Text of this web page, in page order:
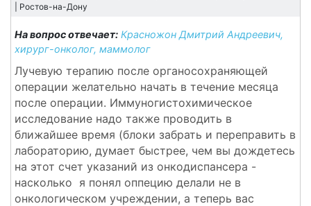
Ростов-на-Дону
На вопрос отвечает: Красножон Дмитрий Андреевич,
хирург-онколог, маммолог
Лучевую терапию после органосохраняющей
операции желательно начать в течение месяца
после операции. Иммуногистохимическое
исследование надо также проводить в
ближайшее время (блоки забрать и переправить в
лабораторию, думает быстрее, чем вы дождетесь
на этот счет указаний из онкодиспансера -
насколько я понял оппецию делали не в
онкологическом учреждении, а теперь вас